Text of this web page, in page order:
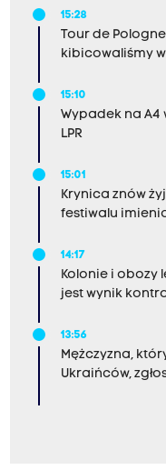
15:28
Tour de
kibicowaliśmy
15:10
Wypadek na A4
LPR
15:01
Krynica znów
festiwalu
14:17
Kolonie i obozy
jest wynik
13:56
Mężczyzna,
Ukraińców,